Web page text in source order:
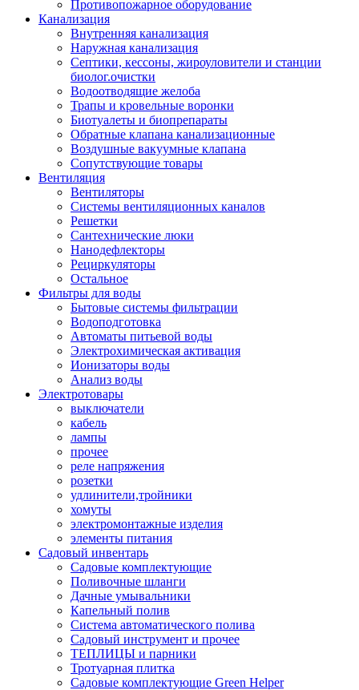
Противопожарное оборудование
Канализация
Внутренняя канализация
Наружная канализация
Септики, кессоны, жироуловители и станции
биолог.очистки
Водоотводящие желоба
Трапы и кровельные воронки
Биотуалеты и биопрепараты
Обратные клапана канализационные
Воздушные вакуумные клапана
Сопутствующие товары
Вентиляция
Вентиляторы
Системы вентиляционных каналов
Решетки
Сантехнические люки
Нанодефлекторы
Рециркуляторы
Остальное
Фильтры для воды
Бытовые системы фильтрации
Водоподготовка
Автоматы питьевой воды
Электрохимическая активация
Ионизаторы воды
Анализ воды
Электротовары
выключатели
кабель
лампы
прочее
реле напряжения
розетки
удлинители,тройники
хомуты
электромонтажные изделия
элементы питания
Садовый инвентарь
Садовые комплектующие
Поливочные шланги
Дачные умывальники
Капельный полив
Система автоматического полива
Садовый инструмент и прочее
ТЕПЛИЦЫ и парники
Тротуарная плитка
Садовые комплектующие Green Helper